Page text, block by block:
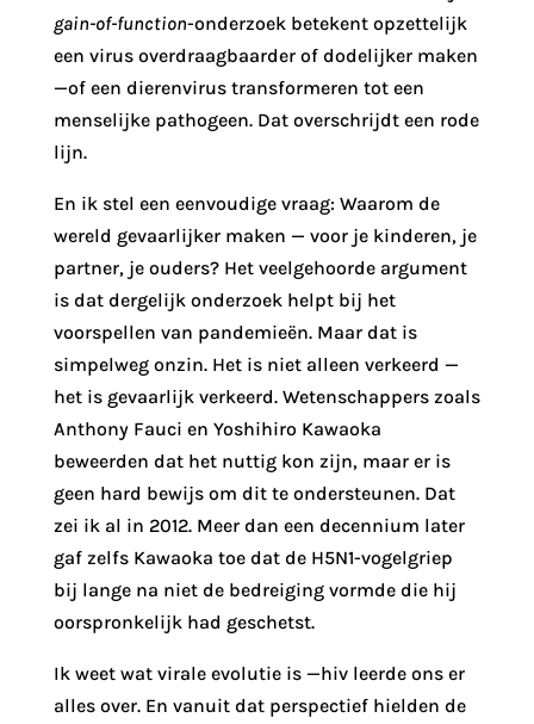
gain-of-function-onderzoek betekent opzettelijk
een virus overdraagbaarder of dodelijker maken
—of een dierenvirus transformeren tot een
menselijke pathogeen. Dat overschrijdt een rode
lijn.
En ik stel een eenvoudige vraag: Waarom de
wereld gevaarlijker maken — voor je kinderen, je
partner, je ouders? Het veelgehoorde argument
is dat dergelijk onderzoek helpt bij het
voorspellen van pandemieën. Maar dat is
simpelweg onzin. Het is niet alleen verkeerd —
het is gevaarlijk verkeerd. Wetenschappers zoals
Anthony Fauci en Yoshihiro Kawaoka
beweerden dat het nuttig kon zijn, maar er is
geen hard bewijs om dit te ondersteunen. Dat
zei ik al in 2012. Meer dan een decennium later
gaf zelfs Kawaoka toe dat de H5N1-vogelgriep
bij lange na niet de bedreiging vormde die hij
oorspronkelijk had geschetst.
Ik weet wat virale evolutie is —hiv leerde ons er
alles over. En vanuit dat perspectief hielden de